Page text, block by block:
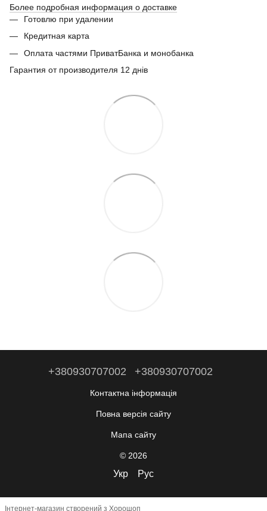
Более подробная информация о доставке
Готовлю при удалении
Кредитная карта
Оплата частями ПриватБанка и монобанка
Гарантия от производителя 12 днів
+380930707002 +380930707002
Контактна інформація
Повна версія сайту
Мапа сайту
© 2026
Укр Рус
Інтернет-магазин створений з Хорошоп